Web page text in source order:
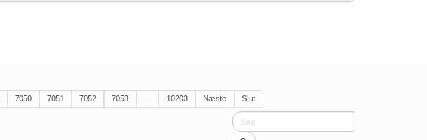
7050 7051 7052 7053 ... 10203 Næste Slut